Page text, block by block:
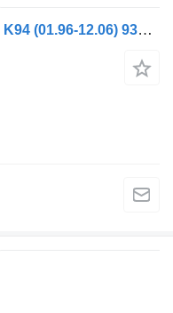
Õhukuivati Haldex 4-Series bus K94 (01.96-12.06) 93729 93348 tüübi jaoks bussi Scania 4-series bus (1995-2006)